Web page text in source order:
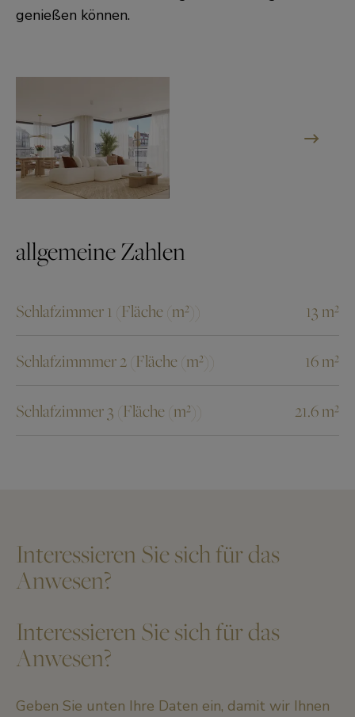
genießen können.
allgemeine Zahlen
Schlafzimmer 1 (Fläche (m²)) 13 m²
Schlafzimmmer 2 (Fläche (m²)) 16 m²
Schlafzimmer 3 (Fläche (m²)) 21.6 m²
Interessieren Sie sich für das
Anwesen?
Interessieren Sie sich für das
Anwesen?
Geben Sie unten Ihre Daten ein, damit wir Ihnen